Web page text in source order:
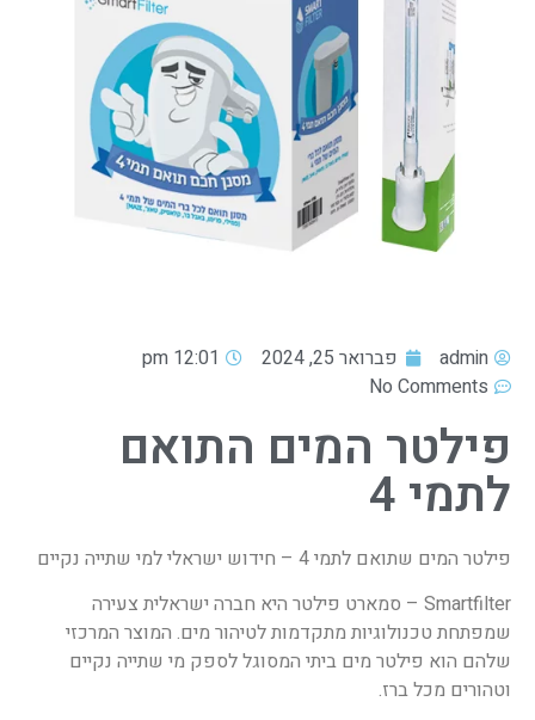
admin פברואר 25, 2024
12:01 pm
No Comments
פילטר המים התואם
לתמי 4
פילטר המים שתואם לתמי 4 – חידוש ישראלי למי שתייה נקיים
Smartfilter – סמארט פילטר היא חברה ישראלית צעירה
שמפתחת טכנולוגיות מתקדמות לטיהור מים. המוצר המרכזי
שלהם הוא פילטר מים ביתי המסוגל לספק מי שתייה נקיים
וטהורים מכל ברז.